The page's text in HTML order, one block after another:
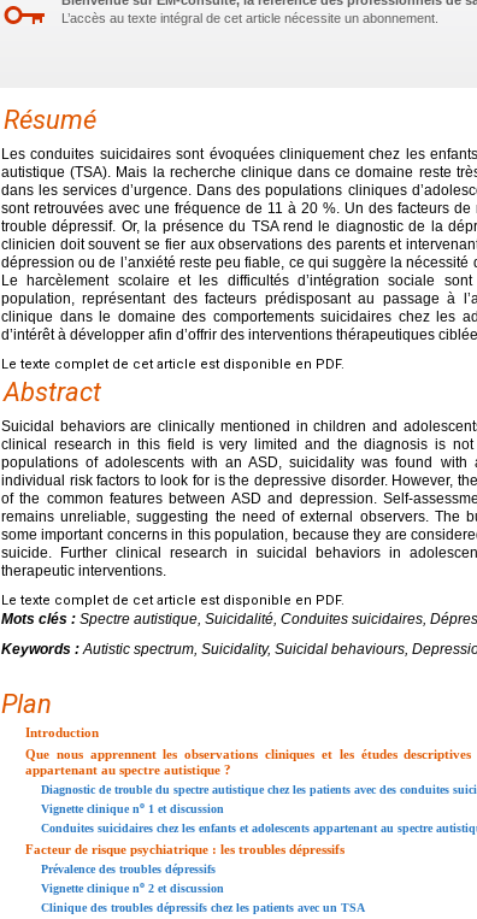
L’accès au texte intégral de cet article nécessite un abonnement.
Résumé
Les conduites suicidaires sont évoquées cliniquement chez les
autistique (TSA). Mais la recherche clinique dans ce domaine reste
dans les services d’urgence. Dans des populations cliniques
sont retrouvées avec une fréquence de 11 à 20 %. Un des facteurs
trouble dépressif. Or, la présence du TSA rend le diagnostic de la
clinicien doit souvent se fier aux observations des parents et
dépression ou de l’anxiété reste peu fiable, ce qui suggère la
Le harcèlement scolaire et les difficultés d’intégration sociale
population, représentant des facteurs prédisposant au passage à
clinique dans le domaine des comportements suicidaires chez les
d’intérêt à développer afin d’offrir des interventions thérapeutiques
Le texte complet de cet article est disponible en PDF.
Abstract
Suicidal behaviors are clinically mentioned in children and
clinical research in this field is very limited and the diagnosis is
populations of adolescents with an ASD, suicidality was found
individual risk factors to look for is the depressive disorder. However,
of the common features between ASD and depression. Self-
remains unreliable, suggesting the need of external observers. The
some important concerns in this population, because they are
suicide. Further clinical research in suicidal behaviors in
therapeutic interventions.
Le texte complet de cet article est disponible en PDF.
Mots clés : Spectre autistique, Suicidalité, Conduites suicidaires,
Keywords : Autistic spectrum, Suicidality, Suicidal behaviours,
Plan
Introduction
Que nous apprennent les observations cliniques et les études
appartenant au spectre autistique ?
Diagnostic de trouble du spectre autistique chez les patients avec des conduites
Vignette clinique no 1 et discussion
Conduites suicidaires chez les enfants et adolescents appartenant au spectre
Facteur de risque psychiatrique : les troubles dépressifs
Prévalence des troubles dépressifs
Vignette clinique no 2 et discussion
Clinique des troubles dépressifs chez les patients avec un TSA